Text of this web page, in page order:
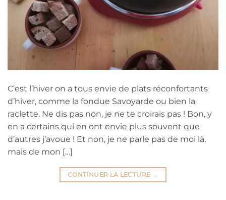
C’est l’hiver on a tous envie de plats réconfortants
d’hiver, comme la fondue Savoyarde ou bien la
raclette. Ne dis pas non, je ne te croirais pas ! Bon, y
en a certains qui en ont envie plus souvent que
d’autres j’avoue ! Et non, je ne parle pas de moi là,
mais de mon […]
CONTINUER LA LECTURE →